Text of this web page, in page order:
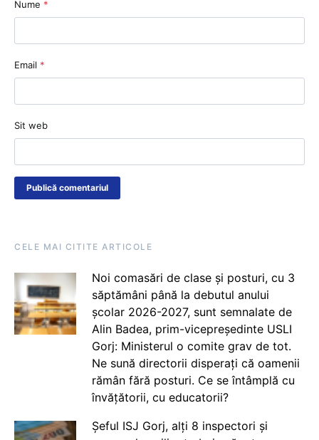
Nume *
Email *
Sit web
CELE MAI CITITE ARTICOLE
Noi comasări de clase și posturi, cu 3
săptămâni până la debutul anului
școlar 2026-2027, sunt semnalate de
Alin Badea, prim-vicepreședinte USLI
Gorj: Ministerul o comite grav de tot.
Ne sună directorii disperați că oamenii
rămân fără posturi. Ce se întâmplă cu
învățătorii, cu educatorii?
Șeful ISJ Gorj, alți 8 inspectori și